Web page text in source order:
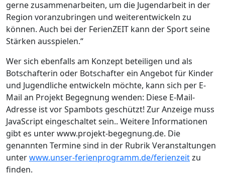
gerne zusammenarbeiten, um die Jugendarbeit in der
Region voranzubringen und weiterentwickeln zu
können. Auch bei der FerienZEIT kann der Sport seine
Stärken ausspielen.“
Wer sich ebenfalls am Konzept beteiligen und als
Botschafterin oder Botschafter ein Angebot für Kinder
und Jugendliche entwickeln möchte, kann sich per E-
Mail an Projekt Begegnung wenden: Diese E-Mail-
Adresse ist vor Spambots geschützt! Zur Anzeige muss
JavaScript eingeschaltet sein.. Weitere Informationen
gibt es unter www.projekt-begegnung.de. Die
genannten Termine sind in der Rubrik Veranstaltungen
unterwww.unser-ferienprogramm.de/ferienzeitzu
finden.